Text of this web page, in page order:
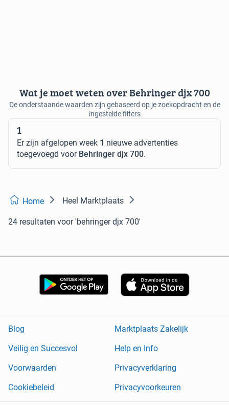
Wat je moet weten over Behringer djx 700
De onderstaande waarden zijn gebaseerd op je zoekopdracht en de
ingestelde filters
1
Er zijn afgelopen week 1 nieuwe advertenties
toegevoegd voor Behringer djx 700.
Home Heel Marktplaats
24 resultaten voor 'behringer djx 700'
Blog
Marktplaats Zakelijk
Veilig en Succesvol
Help en Info
Voorwaarden
Privacyverklaring
Cookiebeleid
Privacyvoorkeuren